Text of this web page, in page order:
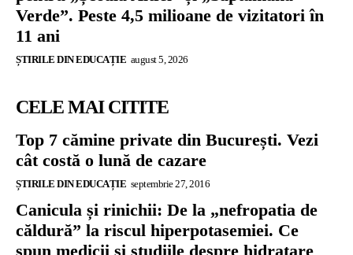
Verde”. Peste 4,5 milioane de vizitatori în
11 ani
ȘTIRILE DIN EDUCAȚIE august 5, 2026
CELE MAI CITITE
Top 7 cămine private din București. Vezi
cât costă o lună de cazare
ȘTIRILE DIN EDUCAȚIE septembrie 27, 2016
Canicula și rinichii: De la „nefropatia de
căldură” la riscul hiperpotasemiei. Ce
spun medicii și studiile despre hidratare